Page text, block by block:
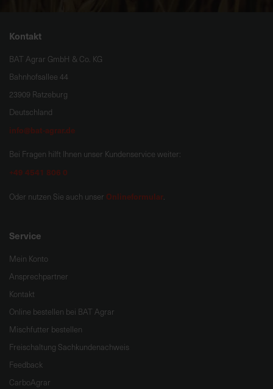
Kontakt
BAT Agrar GmbH & Co. KG
Bahnhofsallee 44
23909 Ratzeburg
Deutschland
info@bat-agrar.de
Bei Fragen hilft Ihnen unser Kundenservice weiter:
+49 4541 806 0
Oder nutzen Sie auch unser Onlineformular.
Service
Mein Konto
Ansprechpartner
Kontakt
Online bestellen bei BAT Agrar
Mischfutter bestellen
Freischaltung Sachkundenachweis
Feedback
CarboAgrar